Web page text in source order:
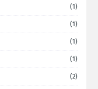
(1)
(1)
(1)
(1)
(2)